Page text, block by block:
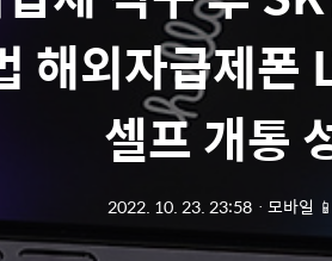
해외자급제폰
셀프 개통
2022. 10. 23. 23:58 ㆍ 모바일